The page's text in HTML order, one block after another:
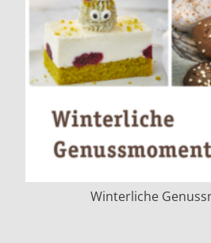
Winterliche